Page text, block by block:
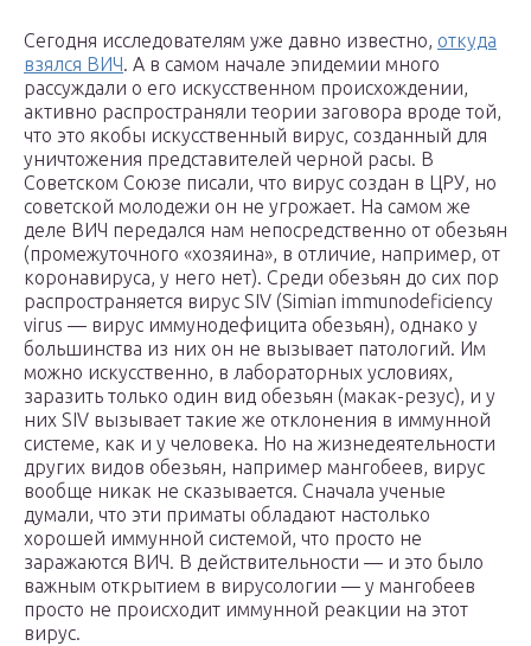
Сегодня исследователям уже давно известно, откуда
взялся ВИЧ. А в самом начале эпидемии много
рассуждали о его искусственном происхождении,
активно распространяли теории заговора вроде той,
что это якобы искусственный вирус, созданный для
уничтожения представителей черной расы. В
Советском Союзе писали, что вирус создан в ЦРУ, но
советской молодежи он не угрожает. На самом же
деле ВИЧ передался нам непосредственно от обезьян
(промежуточного «хозяина», в отличие, например, от
коронавируса, у него нет). Среди обезьян до сих пор
распространяется вирус SIV (Simian immunodeficiency
virus — вирус иммунодефицита обезьян), однако у
большинства из них он не вызывает патологий. Им
можно искусственно, в лабораторных условиях,
заразить только один вид обезьян (макак-резус), и у
них SIV вызывает такие же отклонения в иммунной
системе, как и у человека. Но на жизнедеятельности
других видов обезьян, например мангобеев, вирус
вообще никак не сказывается. Сначала ученые
думали, что эти приматы обладают настолько
хорошей иммунной системой, что просто не
заражаются ВИЧ. В действительности — и это было
важным открытием в вирусологии — у мангобеев
просто не происходит иммунной реакции на этот
вирус.